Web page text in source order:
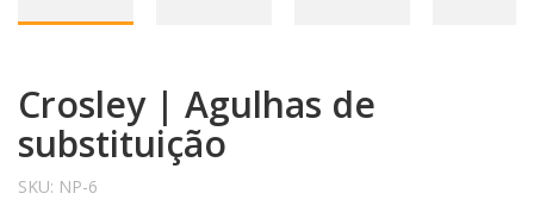
Crosley | Agulhas de
substituição
SKU: NP-6